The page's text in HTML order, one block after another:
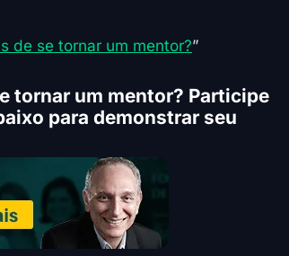
de se tornar um mentor?”
tornar um mentor? Participe
para demonstrar seu